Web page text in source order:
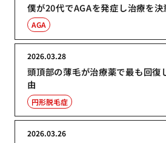
僕が20代でAGAを発症し治療を決
AGA
頭頂部の薄毛が治療薬で最も回復
由
2026.03.28
円形脱毛症
2026.03.26